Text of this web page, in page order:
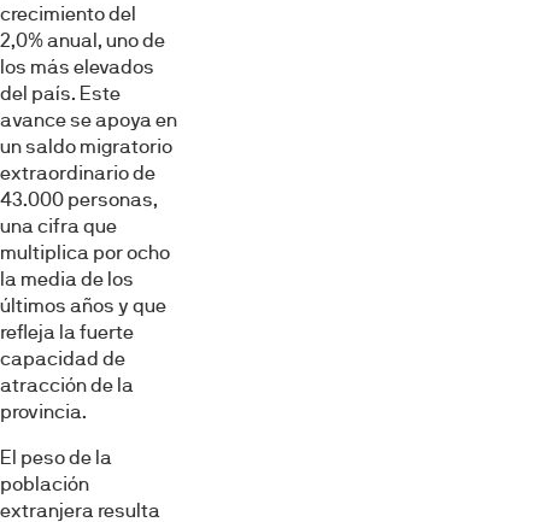
crecimiento del
2,0% anual, uno de
los más elevados
del país. Este
avance se apoya en
un saldo migratorio
extraordinario de
43.000 personas,
una cifra que
multiplica por ocho
la media de los
últimos años y que
refleja la fuerte
capacidad de
atracción de la
provincia.
El peso de la
población
extranjera resulta